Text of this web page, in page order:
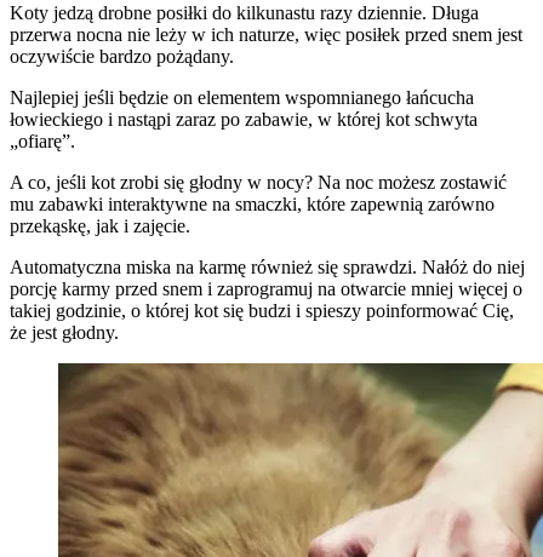
Koty jedzą drobne posiłki do kilkunastu razy dziennie. Długa
przerwa nocna nie leży w ich naturze, więc posiłek przed snem jest
oczywiście bardzo pożądany.
Najlepiej jeśli będzie on elementem wspomnianego łańcucha
łowieckiego i nastąpi zaraz po zabawie, w której kot schwyta
„ofiarę”.
A co, jeśli kot zrobi się głodny w nocy? Na noc możesz zostawić
mu zabawki interaktywne na smaczki, które zapewnią zarówno
przekąskę, jak i zajęcie.
Automatyczna miska na karmę również się sprawdzi. Nałóż do niej
porcję karmy przed snem i zaprogramuj na otwarcie mniej więcej o
takiej godzinie, o której kot się budzi i spieszy poinformować Cię,
że jest głodny.